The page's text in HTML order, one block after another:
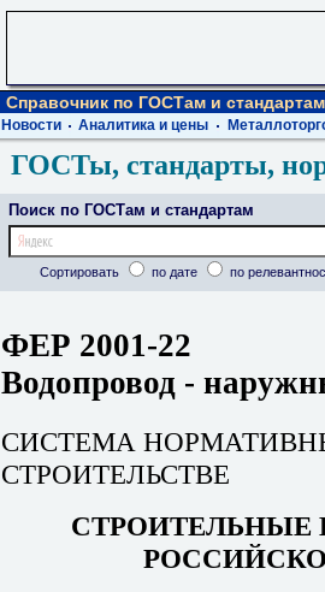
Справочник по ГОСТам и стандартам
Новости Аналитика и цены
ГОСТы, стандарты,
Поиск по ГОСТам и стандартам
Сортировать по дате по
ФЕР 2001-22
Водопровод -
СИСТЕМА
СТРОИТЕЛЬСТВЕ
СТРОИТЕЛЬНЫЕ